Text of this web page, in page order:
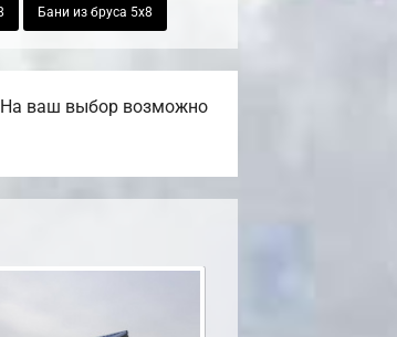
Бани из бруса 5х8
На ваш выбор возможно